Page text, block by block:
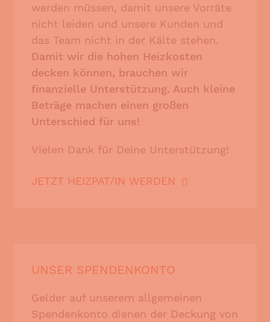
werden müssen, damit unsere Vorräte
nicht leiden und unsere Kunden und
das Team nicht in der Kälte stehen.
Damit wir die hohen Heizkosten
decken können, brauchen wir
finanzielle Unterstützung. Auch kleine
Beträge machen einen großen
Unterschied für uns!
Vielen Dank für Deine Unterstützung!
JETZT HEIZPAT/IN WERDEN
UNSER SPENDENKONTO
Gelder auf unserem allgemeinen
Spendenkonto dienen der Deckung von